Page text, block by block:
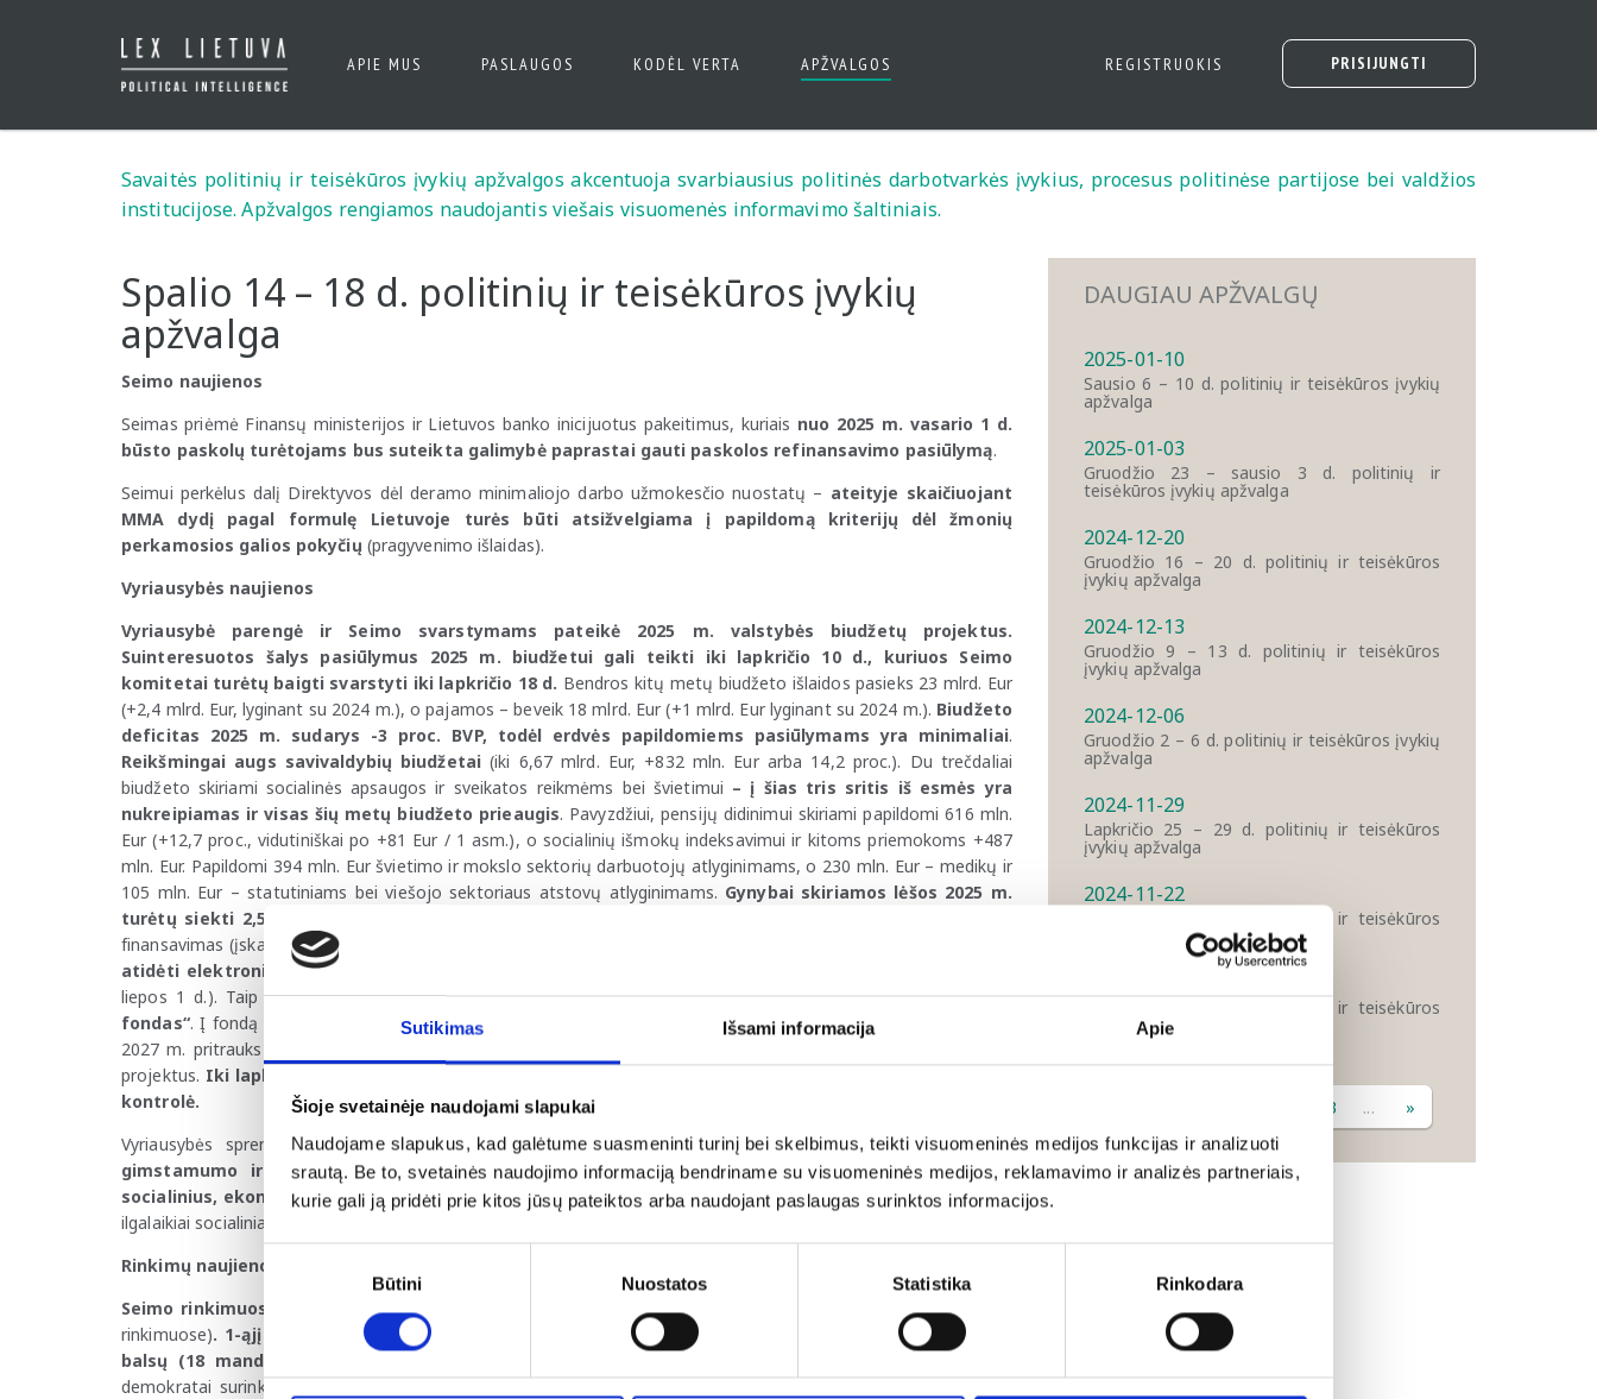
Sutikimas Išsami informacija Apie
Šioje svetainėje naudojami slapukai
Naudojame slapukus, kad galėtume suasmeninti turinį bei skelbimus, teikti visuomeninės medijos funkcijas ir analizuoti
srautą. Be to, svetainės naudojimo informaciją bendriname su visuomeninės medijos, reklamavimo ir analizės partneriais,
kurie gali ją pridėti prie kitos jūsų pateiktos arba naudojant paslaugas surinktos informacijos.
Būtini Nuostatos Statistika Rinkodara
APIE MUS PASLAUGOS KODĖL VERTA APŽVALGOS REGISTRUOKIS PRISIJUNGTI
Savaitės politinių ir teisėkūros įvykių apžvalgos akcentuoja svarbiausius politinės darbotvarkės įvykius, procesus politinėse partijose bei valdžios
institucijose. Apžvalgos rengiamos naudojantis viešais visuomenės informavimo šaltiniais.
Spalio 14 – 18 d. politinių ir teisėkūros įvykių
apžvalga
Seimo naujienos
Seimas priėmė Finansų ministerijos ir Lietuvos banko inicijuotus pakeitimus, kuriais nuo 2025 m. vasario 1 d.
būsto paskolų turėtojams bus suteikta galimybė paprastai gauti paskolos refinansavimo pasiūlymą.
Seimui perkėlus dalį Direktyvos dėl deramo minimaliojo darbo užmokesčio nuostatų – ateityje skaičiuojant
MMA dydį pagal formulę Lietuvoje turės būti atsižvelgiama į papildomą kriterijų dėl žmonių
perkamosios galios pokyčių (pragyvenimo išlaidas).
Vyriausybės naujienos
Vyriausybė parengė ir Seimo svarstymams pateikė 2025 m. valstybės biudžetų projektus.
Suinteresuotos šalys pasiūlymus 2025 m. biudžetui gali teikti iki lapkričio 10 d., kuriuos Seimo
komitetai turėtų baigti svarstyti iki lapkričio 18 d. Bendros kitų metų biudžeto išlaidos pasieks 23 mlrd. Eur
(+2,4 mlrd. Eur, lyginant su 2024 m.), o pajamos – beveik 18 mlrd. Eur (+1 mlrd. Eur lyginant su 2024 m.). Biudžeto
deficitas 2025 m. sudarys -3 proc. BVP, todėl erdvės papildomiems pasiūlymams yra minimaliai.
Reikšmingai augs savivaldybių biudžetai(iki 6,67 mlrd. Eur, +832 mln. Eur arba 14,2 proc.). Du trečdaliai
biudžeto skiriami socialinės apsaugos ir sveikatos reikmėms bei švietimui – į šias tris sritis iš esmės yra
nukreipiamas ir visas šių metų biudžeto prieaugis. Pavyzdžiui, pensijų didinimui skiriami papildomi 616 mln.
Eur (+12,7 proc., vidutiniškai po +81 Eur / 1 asm.), o socialinių išmokų indeksavimui ir kitoms priemokoms +487
mln. Eur. Papildomi 394 mln. Eur švietimo ir mokslo sektorių darbuotojų atlyginimams, o 230 mln. Eur – medikų ir
105 mln. Eur – statutiniams bei viešojo sektoriaus atstovų atlyginimams. Gynybai skiriamos lėšos 2025 m.
turėtų siekti 2,58 mlrd. Eur arba 3,03 proc. BVP
finansavimas (įskaitant karinio mobilumo ir ES fondų lėšas).
atidėti elektroninės kelių rinkliavos sistemos įsigaliojimo datą iki 2026 m. sausio 1 d.
liepos 1 d.). Taip pat, patnuo 2025 m. antrosios metų pusės bus kuriamas naujas „Infrastruktūros
fondas“. Į fondą valstybė ir „Investicijos Lietuvos ekonomikai“ per 3 metus įneš 300 mln. Eur, kurie tikimasi iki
2027 m. pritrauks virš 700 mln. Eur privačių bei institucinių investicijų į stambius infrastruktūros ir energetikos
projektus. Iki lapkričio 7 d. savo išvadas biudžeto projektui turės pateikti Lietuvos bankas ir Valstybės
kontrolė.
Vyriausybės sprendimu už 8,3 mln. Eur bus pradėti keli ilgalaikiai Lietuvos socialinės raidos bei
gimstamumo ir šeimos tyrimai, siekiant detaliau stebėti šalies demografiją bei ją lemiančius
socialinius, ekonominius bei kultūrinius veiksnius.Gimstamumo ir šeimos tyrimas vyks kas trejus metus, o
ilgalaikiai socialiniai duomenys bus renkami kiekvieną ketvirtį, ketverius metus iš eilės.
Rinkimų naujienos
Seimo rinkimuose balsavo 1,217 mln. piliečių
(aktyvumas 52,04 proc. t.y. +4,24 proc. p. nei 2020 m. Seimo
rinkimuose). 1-ąjį rinkimų turą de facto laimėjo Lietuvos socialdemokratų partija, surinkusi per 19 %
balsų (18 mandatų).
demokratai surinkę beveik 18 % balsų (17 mandatų).
DAUGIAU APŽVALGŲ
2025-01-10
Sausio 6 – 10 d. politinių ir teisėkūros įvykių
apžvalga
2025-01-03
Gruodžio 23 – sausio 3 d. politinių ir
teisėkūros įvykių apžvalga
2024-12-20
Gruodžio 16 – 20 d. politinių ir teisėkūros
įvykių apžvalga
2024-12-13
Gruodžio 9 – 13 d. politinių ir teisėkūros
įvykių apžvalga
2024-12-06
Gruodžio 2 – 6 d. politinių ir teisėkūros įvykių
apžvalga
2024-11-29
Lapkričio 25 – 29 d. politinių ir teisėkūros
įvykių apžvalga
2024-11-22
Lapkričio 18 – 22 d. politinių ir teisėkūros
įvykių apžvalga
Lapkričio 11 – 15 d. politinių ir teisėkūros
įvykių apžvalga
13 ... »